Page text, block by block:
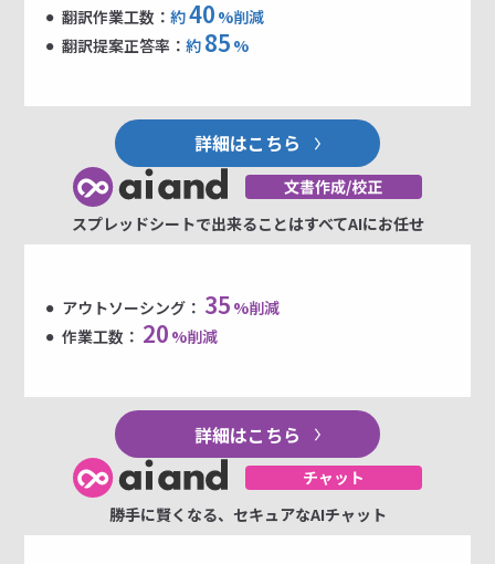
翻訳作業工数：約40 %削減
翻訳提案正答率：約 85 %
詳細はこちら
スプレッドシートで出来ることはすべてAIにお任せ
アウトソーシング： 35 %削減
作業工数： 20 %削減
詳細はこちら
勝手に賢くなる、セキュアなAIチャット